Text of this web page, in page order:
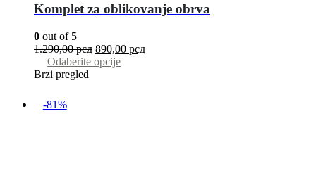
Komplet za oblikovanje obrva
0 out of 5
1.290,00рсд 890,00 рсд
Odaberite opcije
Brzi pregled
-81%